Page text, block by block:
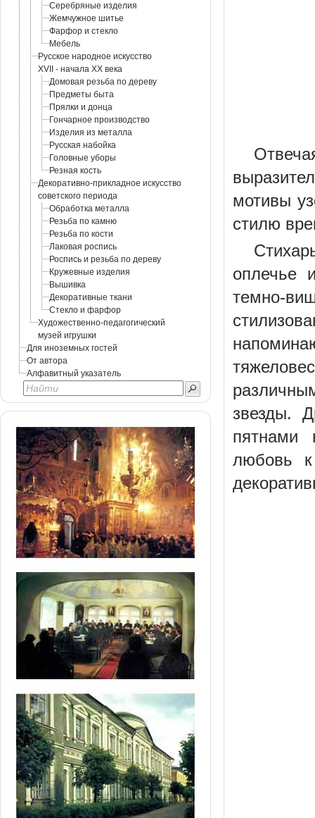
Серебряные изделия
Жемчужное шитье
Фарфор и стекло
Мебель
Русское народное искусство
XVII - начала XX века
Домовая резьба по дереву
Предметы быта
Прялки и донца
Гончарное производство
Изделия из металла
Русская набойка
Головные уборы
Резная кость
Декоративно-прикладное искусство
советского периода
Обработка металла
Резьба по камню
Резьба по кости
Лаковая роспись
Роспись и резьба по дереву
Кружевные изделия
Вышивка
Декоративные ткани
Стекло и фарфор
Художественно-педагогический
музей игрушки
Для иноземных гостей
От автора
Алфавитный указатель
мотивы
стилю
оплечье
темно-
звезды.
пятнами
любовь